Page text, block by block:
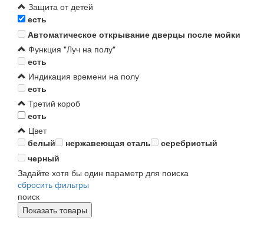
Защита от детей
есть
Автоматическое открывание дверцы после мойки
Функция "Луч на полу"
есть
Индикация времени на полу
есть
Третий короб
есть
Цвет
белый
нержавеющая сталь
серебристый
черный
Задайте хотя бы один параметр для поиска
сбросить фильтры
поиск